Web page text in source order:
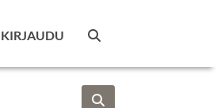
KIRJAUDU